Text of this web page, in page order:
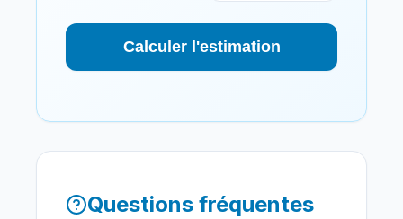
Calculer l'estimation
Questions fréquentes